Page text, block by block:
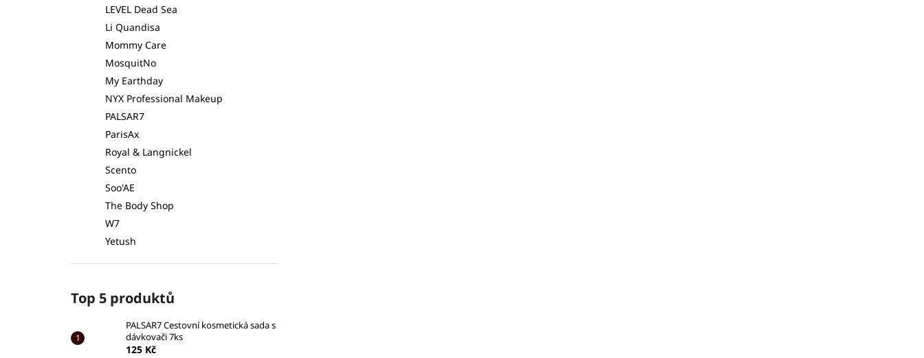
LEVEL Dead Sea
Li Quandisa
Mommy Care
MosquitNo
My Earthday
NYX Professional Makeup
PALSAR7
ParisAx
Royal & Langnickel
Scento
Soo'AE
The Body Shop
W7
Yetush
Top 5 produktů
PALSAR7 Cestovní kosmetická sada s
dávkovači 7ks
125 Kč